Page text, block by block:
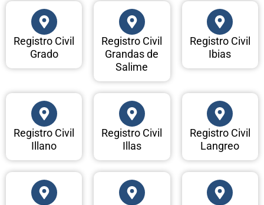
Registro Civil
Grado
Registro Civil
Grandas de
Salime
Registro Civil
Ibias
Registro Civil
Illano
Registro Civil
Illas
Registro Civil
Langreo